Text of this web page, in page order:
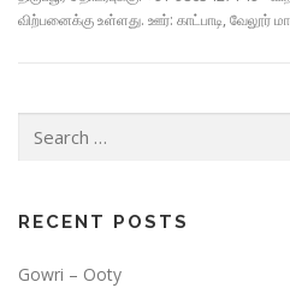
விற்பனைக்கு உள்ளது. ஊர்: காட்பாடி, வேலூர்
for:
RECENT POSTS
Gowri – Ooty